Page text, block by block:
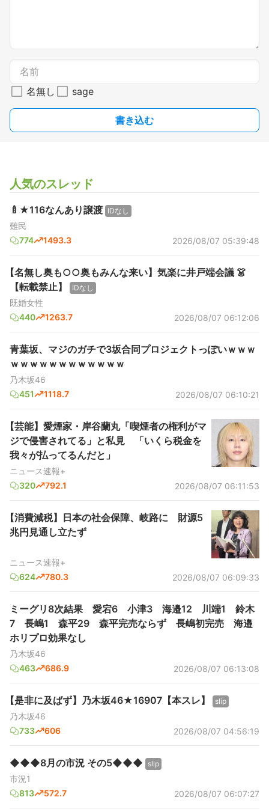
名無し sage
書き込む
人気のスレッド
🍼★116なんあり譲渡 IDなし
難民
774
1493.3 2026/08/07 05:39:48
【名無し奥も○○奥もみんな来い】気楽に井戸端会議 👗
【転載禁止】
IDなし
既婚女性
440
1263.7 2026/08/07 06:12:06
青葉坂、マジのガチで3坂合同プロジェクトっぽいｗｗｗ
ｗｗｗｗｗｗｗｗｗｗｗｗ
乃木坂46
451
1118.7 2026/08/07 06:10:21
【芸能】愛煙家・岸谷蘭丸「喫煙者の権利がマ
ジで侵害されてる」と私見 「いくら税金を
我々が払ってるんだと」
ニュース速報+
320
792.1 2026/08/07 06:11:53
【消費減税】日本の社会保障、岐路に 財源5
兆円見通し立たず
ニュース速報+
624
780.3 2026/08/07 06:09:33
ミーグリ8次結果 愛宕6 小津3 海邉12 川端1 鈴木
7 長嶋1 森平29 森平完売ならず 長嶋初完売 海邉
ホリプロ効果なし
乃木坂46
463
686.9 2026/08/07 06:13:08
【是非に及ばず】乃木坂46★16907【本スレ】 slip
乃木坂46
733
606 2026/08/07 04:56:19
◆◆◆8月の市況 その5◆◆◆ slip
市況1
813
572.7 2026/08/07 06:07:27